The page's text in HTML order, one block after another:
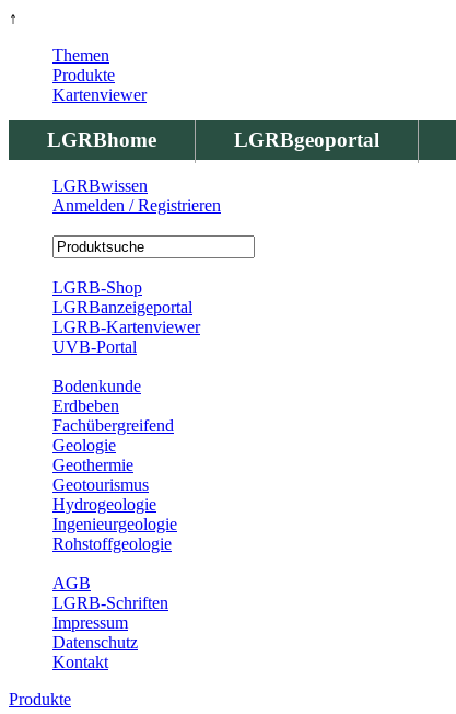
↑
LGRBhome LGRBgeoportal
Themen
Produkte
Kartenviewer
LGRBwissen
Anmelden / Registrieren
LGRB-Shop
LGRBanzeigeportal
LGRB-Kartenviewer
UVB-Portal
Bodenkunde
Erdbeben
Fachübergreifend
Geologie
Geothermie
Geotourismus
Hydrogeologie
Ingenieurgeologie
Rohstoffgeologie
AGB
LGRB-Schriften
Impressum
Datenschutz
Kontakt
Produkte